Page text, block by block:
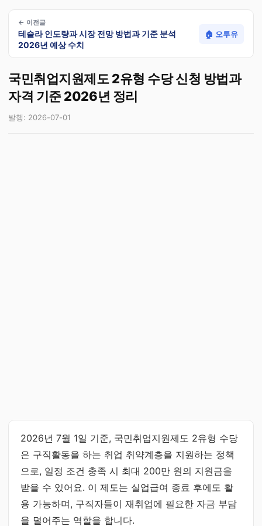
← 이전글
테슬라 인도량과 시장 전망 방법과 기준 분석
2026년 예상 수치
🏠 오투유
국민취업지원제도 2유형 수당 신청 방법과
자격 기준 2026년 정리
발행: 2026-07-01
2026년 7월 1일 기준, 국민취업지원제도 2유형 수당
은 구직활동을 하는 취업 취약계층을 지원하는 정책
으로, 일정 조건 충족 시 최대 200만 원의 지원금을
받을 수 있어요. 이 제도는 실업급여 종료 후에도 활
용 가능하며, 구직자들이 재취업에 필요한 자금 부담
을 덜어주는 역할을 합니다.